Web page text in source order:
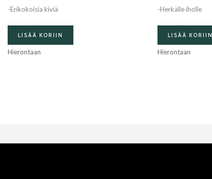
-Erikokoisia kiviä
LISÄÄ KORIIN
Hierontaan
-Herkälle iholle
LISÄÄ KORIIN
Hierontaan